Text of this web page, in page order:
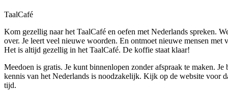
TaalCafé
Kom gezellig naar het TaalCafé en oefen met Nederlands spreken.
over. Je leert veel nieuwe woorden. En ontmoet nieuwe mensen met
Het is altijd gezellig in het TaalCafé. De koffie staat klaar!
Meedoen is gratis. Je kunt binnenlopen zonder afspraak te maken.
kennis van het Nederlands is noodzakelijk. Kijk op de website voor
tijd.